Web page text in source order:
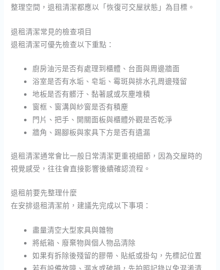
整理空間，退租清潔都應以「恢復可交屋狀態」為目標。
退租清潔常見的檢查項目
退租清潔可優先檢查以下重點：
廚房油污是否有處理到櫃體、台面與周邊牆面
浴室是否有水垢、皂垢、霉斑與排水孔周邊殘留
地板是否有髒汙、黏著感或灰塵堆積
窗框、窗溝與紗窗是否有積塵
門片、把手、開關面板與櫃體外觀是否乾淨
牆角、踢腳板與家具下方是否有遺漏
退租清潔通常會比一般日常清潔更重視細節，因為交屋時的
視覺感受，往往會直接影響後續確認流程。
退租前要先整理什麼
在安排退租清潔前，建議先完成以下事項：
盡量清空大型家具與雜物
將紙箱、廢棄物與個人物品清除
如果有拆除後殘留的膠帶、貼紙或掛勾，先標記位置
若有設備故障、漏水或破損，先拍照記錄以免混淆清